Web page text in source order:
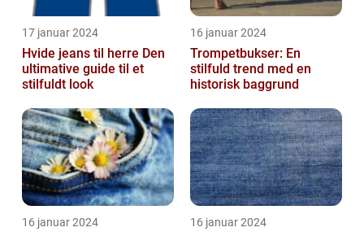
17 januar 2024
Hvide jeans til herre Den
ultimative guide til et
stilfuldt look
16 januar 2024
Trompetbukser: En
stilfuld trend med en
historisk baggrund
16 januar 2024 16 januar 2024